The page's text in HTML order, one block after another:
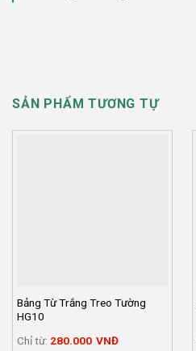
SẢN PHẨM TƯƠNG TỰ
Bảng Từ Trắng Treo Tường
HG10
Chỉ từ: 280.000 VNĐ